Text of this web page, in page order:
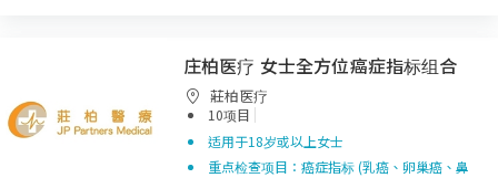
庄柏医疗 女士全方位癌症指标组合
莊柏医疗
10项目 |
适用于18岁或以上女士
重点检查项目：癌症指标 (乳癌、卵巢癌、鼻